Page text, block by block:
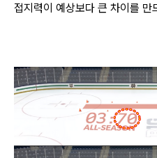
접지력이 예상보다 큰 차이를 만